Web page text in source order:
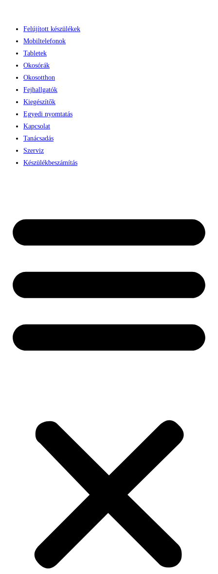
Felújított készülékek
Mobiltelefonok
Tabletek
Okosórák
Okosotthon
Fejhallgatók
Kiegészítők
Egyedi nyomtatás
Kapcsolat
Tanácsadás
Szerviz
Készülékbeszámítás